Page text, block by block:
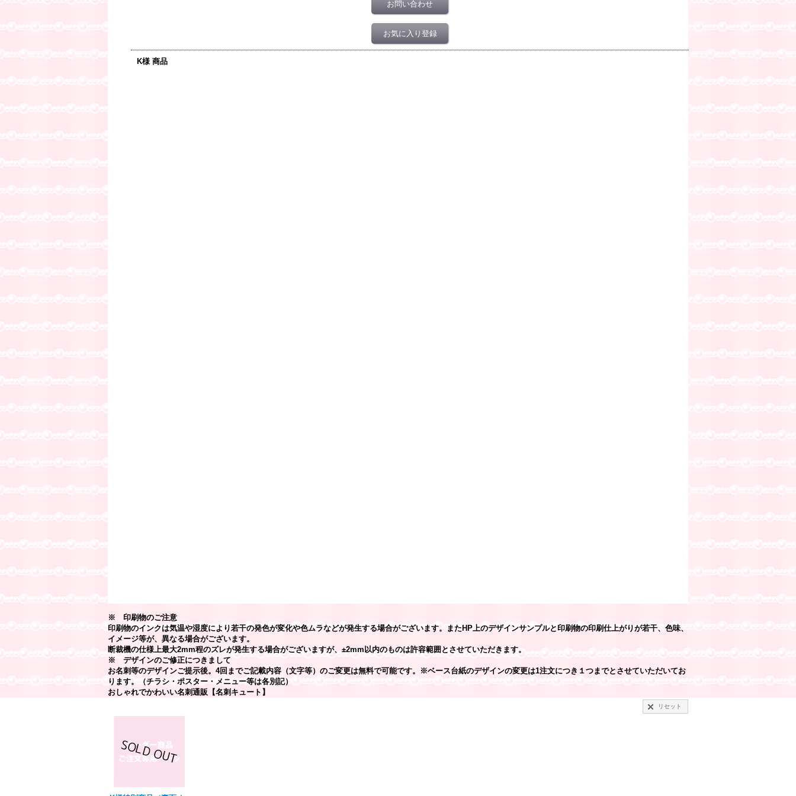
お問い合わせ
お気に入り登録
K様 商品
※ 印刷物のご注意
印刷物のインクは気温や湿度により若干の発色が変化や色ムラなどが発生する場合がございます。またHP上のデザインサンプルと印刷物の印刷仕上がりが若干、色味、
イメージ等が、異なる場合がございます。
断裁機の仕様上最大2mm程のズレが発生する場合がございますが、±2mm以内のものは許容範囲とさせていただきます。
※ デザインのご修正につきまして
お名刺等のデザインご提示後。4回までご記載内容（文字等）のご変更は無料で可能です。※ベース台紙のデザインの変更は1注文につき１つまでとさせていただいてお
ります。（チラシ・ポスター・メニュー等は各別記）
おしゃれでかわいい名刺通販【名刺キュート】
リセット